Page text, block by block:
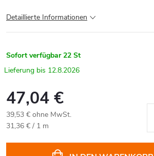
Detaillierte Informationen
Sofort verfügbar 22 St
12.8.2026
47,04 €
39,53 € ohne MwSt.
Verkaufspreis:
31,36 € / 1 m